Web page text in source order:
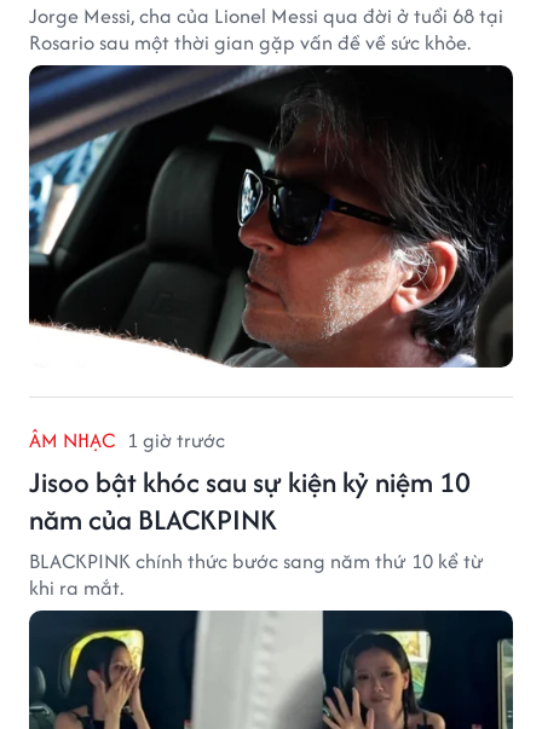
Jorge Messi, cha của Lionel Messi qua đời ở tuổi 68 tại
Rosario sau một thời gian gặp vấn đề về sức khỏe.
ÂM NHẠC 1 giờ trước
Jisoo bật khóc sau sự kiện kỷ niệm 10
năm của BLACKPINK
BLACKPINK chính thức bước sang năm thứ 10 kể từ
khi ra mắt.